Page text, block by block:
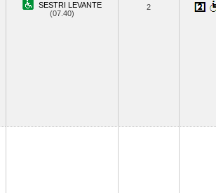
SESTRI LEVANTE
(07.40)
2